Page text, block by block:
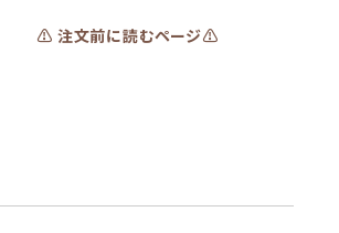
⚠️ 注文前に読むページ⚠️